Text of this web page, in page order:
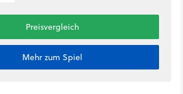
Preisvergleich
Mehr zum Spiel